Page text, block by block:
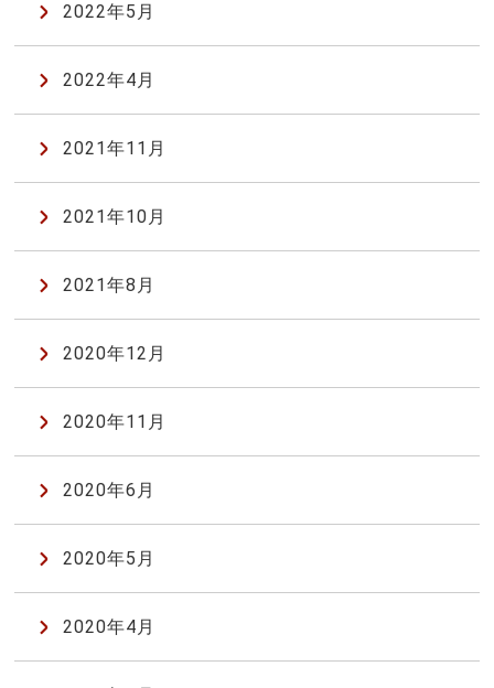
2022年5月
2022年4月
2021年11月
2021年10月
2021年8月
2020年12月
2020年11月
2020年6月
2020年5月
2020年4月